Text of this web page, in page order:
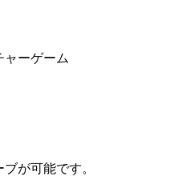
ーゲーム
が可能です。